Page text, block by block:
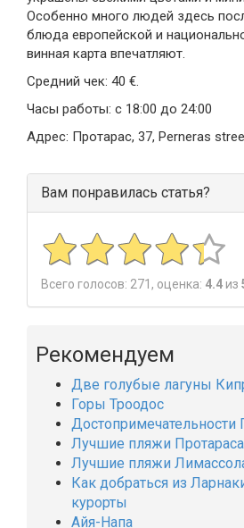
Особенно много людей здесь
блюда европейской и
винная карта впечатляют.
Средний чек: 40 €.
Часы работы: с 18:00 до 24:00
Адрес: Протарас, 37, Perneras
Вам понравилась статья?
Всего голосов: 271 , оценка: 4.4 из
Рекомендуем
Две голубые лагуны
Горы Троодос
Достопримечательности
Лучшие пляжи Протараса
Лучшие пляжи
Как добраться из
курорты
Айя-Напа